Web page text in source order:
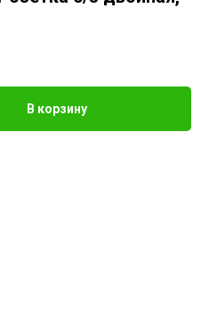
В корзину